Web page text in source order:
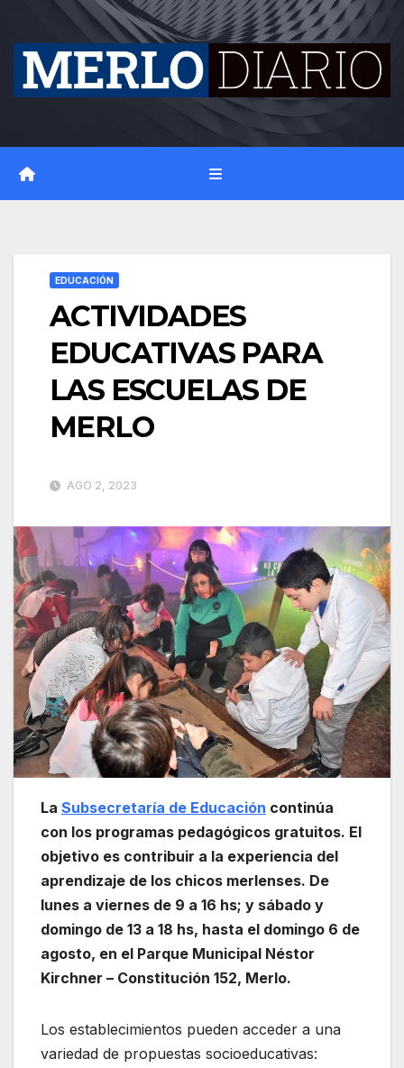
content
EDUCACIÓN
ACTIVIDADES
EDUCATIVAS PARA
LAS ESCUELAS DE
MERLO
AGO 2, 2023
La Subsecretaría de Educación continúa
con los programas pedagógicos gratuitos. El
objetivo es contribuir a la experiencia del
aprendizaje de los chicos merlenses. De
lunes a viernes de 9 a 16 hs; y sábado y
domingo de 13 a 18 hs, hasta el domingo 6 de
agosto, en el Parque Municipal Néstor
Kirchner – Constitución 152, Merlo.
Los establecimientos pueden acceder a una
variedad de propuestas socioeducativas: